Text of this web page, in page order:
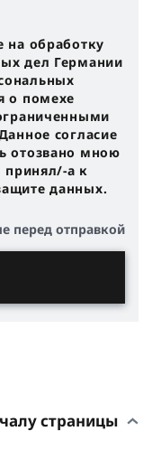
на обработку
дел Германии
о помехе
согласие
отозвано мною
принял/-a к
данных.
перед отправкой
страницы